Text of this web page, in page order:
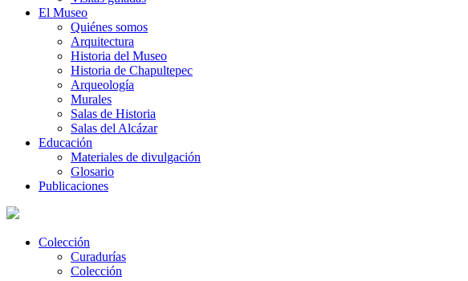
El Museo
Quiénes somos
Arquitectura
Historia del Museo
Historia de Chapultepec
Arqueología
Murales
Salas de Historia
Salas del Alcázar
Educación
Materiales de divulgación
Glosario
Publicaciones
Colección
Curadurías
Colección